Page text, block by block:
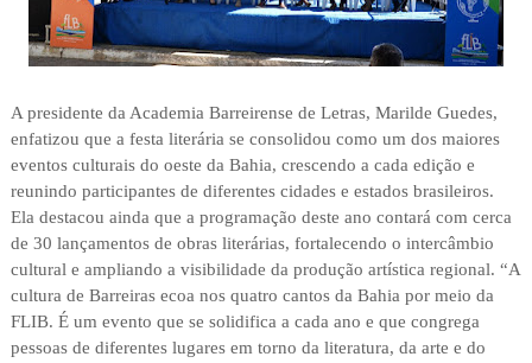
A presidente da Academia Barreirense de Letras, Marilde Guedes,
enfatizou que a festa literária se consolidou como um dos maiores
eventos culturais do oeste da Bahia, crescendo a cada edição e
reunindo participantes de diferentes cidades e estados brasileiros.
Ela destacou ainda que a programação deste ano contará com cerca
de 30 lançamentos de obras literárias, fortalecendo o intercâmbio
cultural e ampliando a visibilidade da produção artística regional. “A
cultura de Barreiras ecoa nos quatro cantos da Bahia por meio da
FLIB. É um evento que se solidifica a cada ano e que congrega
pessoas de diferentes lugares em torno da literatura, da arte e do